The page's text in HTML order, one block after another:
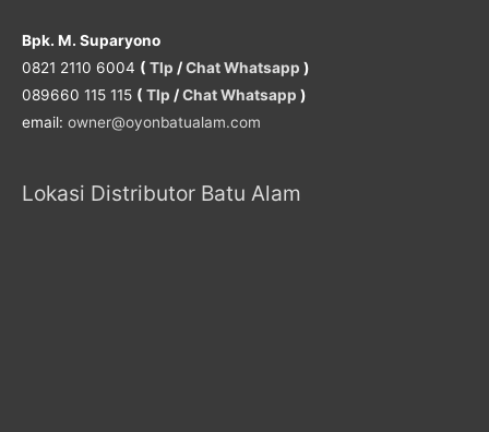
Bpk. M. Suparyono
0821 2110 6004 ( Tlp /Chat Whatsapp )
089660 115 115 ( Tlp /Chat Whatsapp )
email: owner@oyonbatualam.com
Lokasi Distributor Batu Alam